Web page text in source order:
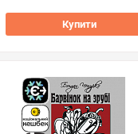
Купити